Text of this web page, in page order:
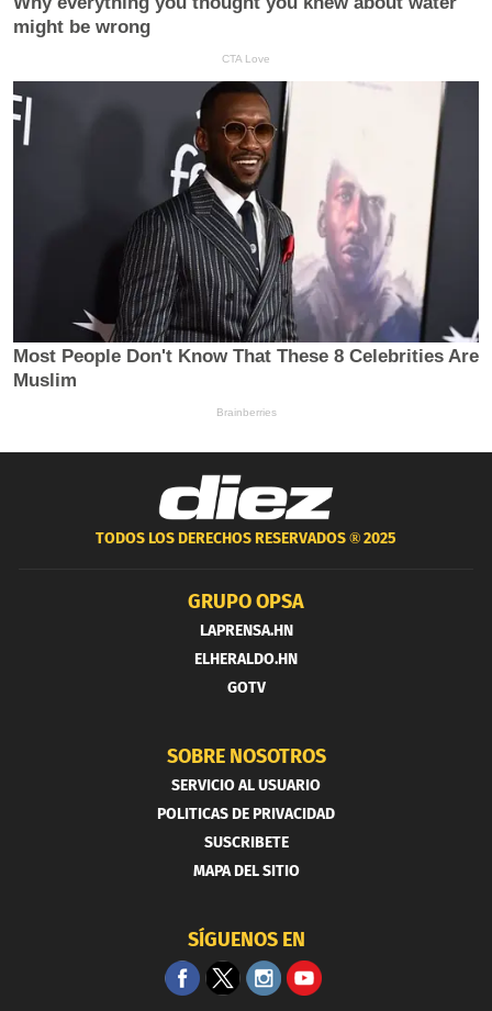
TODOS LOS DERECHOS RESERVADOS ®2025
GRUPO OPSA
LAPRENSA.HN
ELHERALDO.HN
GOTV
SOBRE NOSOTROS
SERVICIO AL USUARIO
POLITICAS DE PRIVACIDAD
SUSCRIBETE
MAPA DEL SITIO
SÍGUENOS EN